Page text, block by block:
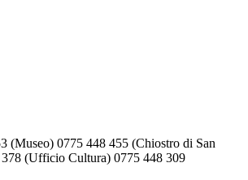
(Museo) 0775 448 455 (Chiostro di San
378 (Ufficio Cultura) 0775 448 309